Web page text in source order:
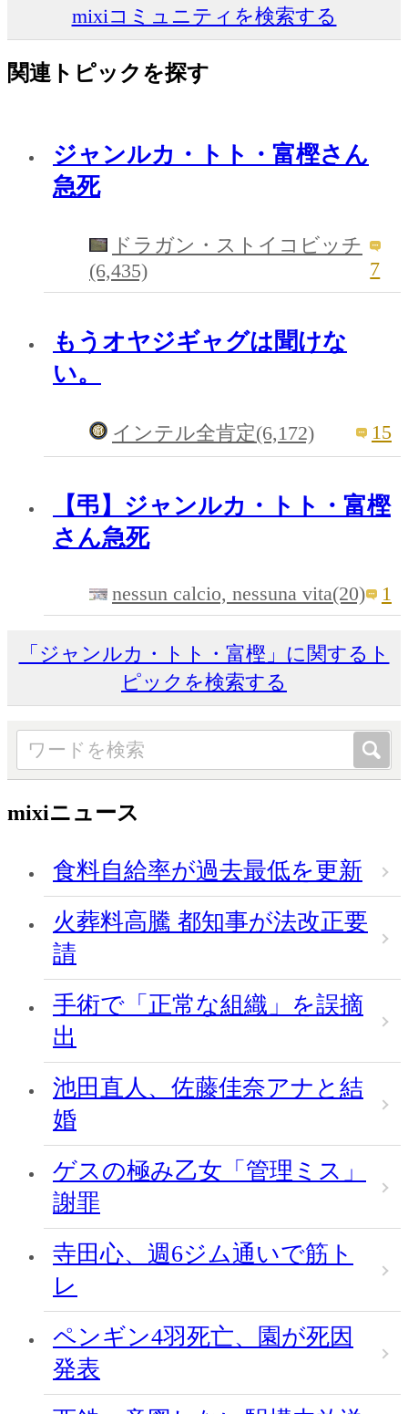
mixiコミュニティを検索する
関連トピックを探す
ジャンルカ・トト・富樫さん
急死
ドラガン・ストイコビッチ
(6,435)
7
もうオヤジギャグは聞けな
い。
インテル全肯定(6,172) 15
【弔】ジャンルカ・トト・富樫
さん急死
nessun calcio, nessuna vita(20) 1
「ジャンルカ・トト・富樫」に関するト
ピックを検索する
mixiニュース
食料自給率が過去最低を更新
火葬料高騰 都知事が法改正要
請
手術で「正常な組織」を誤摘
出
池田直人、佐藤佳奈アナと結
婚
ゲスの極み乙女「管理ミス」
謝罪
寺田心、週6ジム通いで筋ト
レ
ペンギン4羽死亡、園が死因
発表